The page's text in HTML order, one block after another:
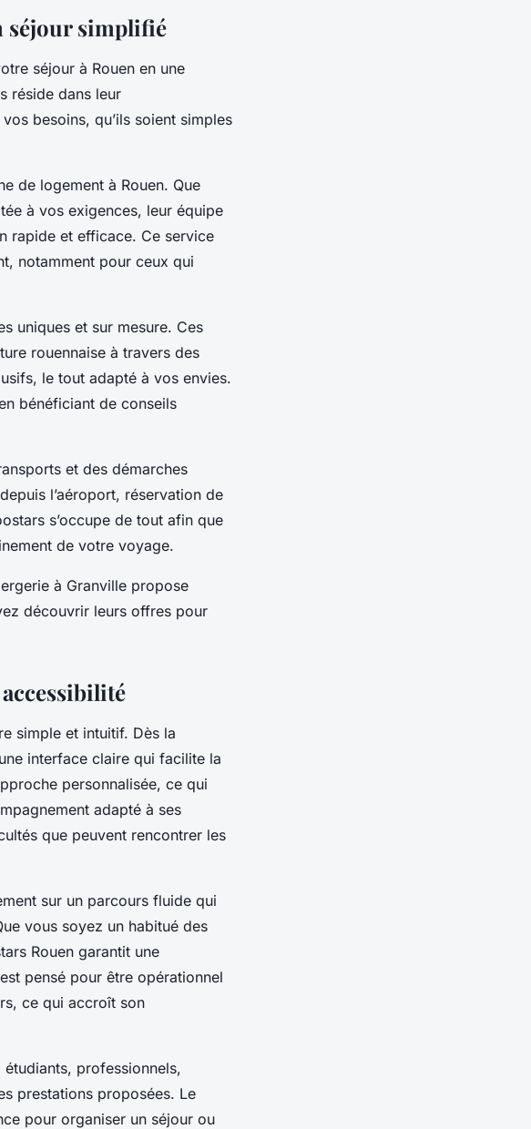
séjour simplifié
séjour à Rouen en une
réside dans leur
besoins, qu’ils soient simples
de logement à Rouen. Que
à vos exigences, leur équipe
rapide et efficace. Ce service
notamment pour ceux qui
uniques et sur mesure. Ces
rouennaise à travers des
le tout adapté à vos envies.
bénéficiant de conseils
et des démarches
l’aéroport, réservation de
s’occupe de tout afin que
de votre voyage.
à Granville propose
découvrir leurs offres pour
simple et intuitif. Dès la
interface claire qui facilite la
personnalisée, ce qui
adapté à ses
que peuvent rencontrer les
sur un parcours fluide qui
vous soyez un habitué des
Rouen garantit une
pensé pour être opérationnel
ce qui accroît son
étudiants, professionnels,
prestations proposées. Le
pour organiser un séjour ou